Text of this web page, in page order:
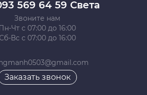
569 64 59 Света
Звоните нам
Чт с 07:00 до 16:00
Сб-Вс с 07:00 до 16:00
Заказать звонок